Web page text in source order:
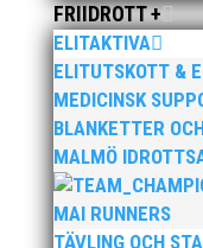
FRIIDROTT +
ELITAKTIVA
ELITUTSKOTT &
MEDICINSK
BLANKETTER
MALMÖ
MAI RUNNERS
TÄVLING OCH
Igår söndag den 8
Glans nytt svenskt
Dresden. Jonas
skador gjorde på
vilket lopp det